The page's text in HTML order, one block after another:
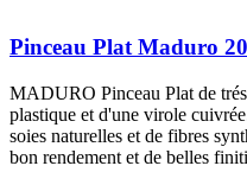
Pinceau Plat Maduro
MADURO Pinceau Plat de
plastique et d'une virole
soies naturelles et de fibres
bon rendement et de belles